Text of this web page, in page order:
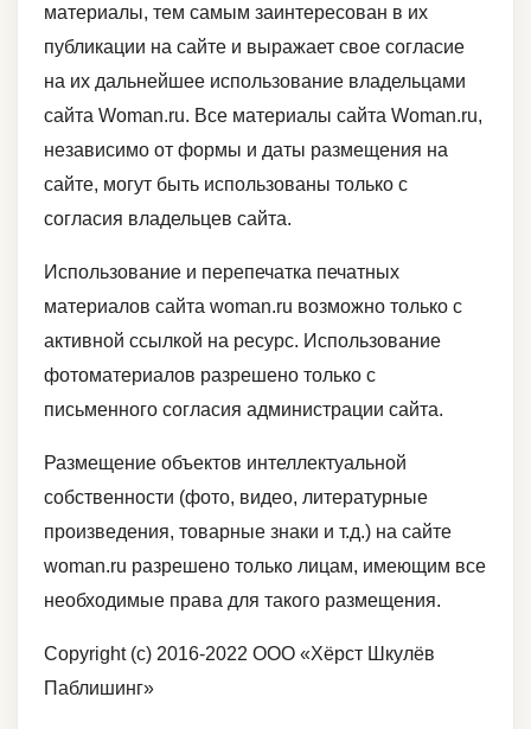
материалы, тем самым заинтересован в их
публикации на сайте и выражает свое согласие
на их дальнейшее использование владельцами
сайта Woman.ru. Все материалы сайта Woman.ru,
независимо от формы и даты размещения на
сайте, могут быть использованы только с
согласия владельцев сайта.
Использование и перепечатка печатных
материалов сайта woman.ru возможно только с
активной ссылкой на ресурс. Использование
фотоматериалов разрешено только с
письменного согласия администрации сайта.
Размещение объектов интеллектуальной
собственности (фото, видео, литературные
произведения, товарные знаки и т.д.) на сайте
woman.ru разрешено только лицам, имеющим все
необходимые права для такого размещения.
Copyright (с) 2016-2022 ООО «Хёрст Шкулёв
Паблишинг»